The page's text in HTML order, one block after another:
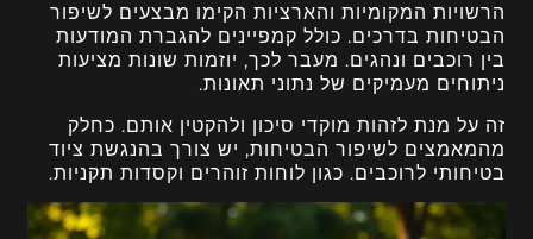
הרשויות המקומיות והארציות הקימו מבצעים לשיפור
הבטיחות בדרכים. כולל קמפיינים להגברת המודעות
בין רוכבים ונהגים. מעבר לכך, יוזמות שונות מציעות
ניתוחים מעמיקים של נתוני תאונות.
זה על מנת לזהות מוקדי סיכון ולהקטין אותם. כחלק
מהמאמצים לשיפור הבטיחות, יש צורך בהנגשת ציוד
בטיחותי לרוכבים. כגון לוחות זוהרים וקסדות תקניות.